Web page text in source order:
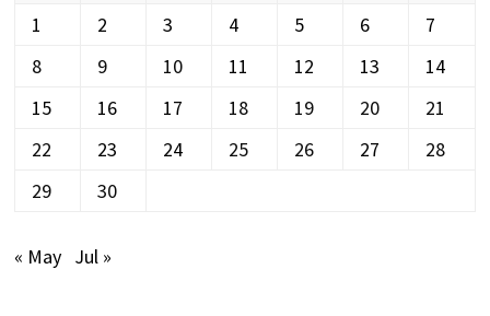
1
2 3 4 5 6
7
8
9 10 11 12 13
14
15
16 17 18 19 20
21
22
23 24 25 26 27
28
29
30
« May Jul »